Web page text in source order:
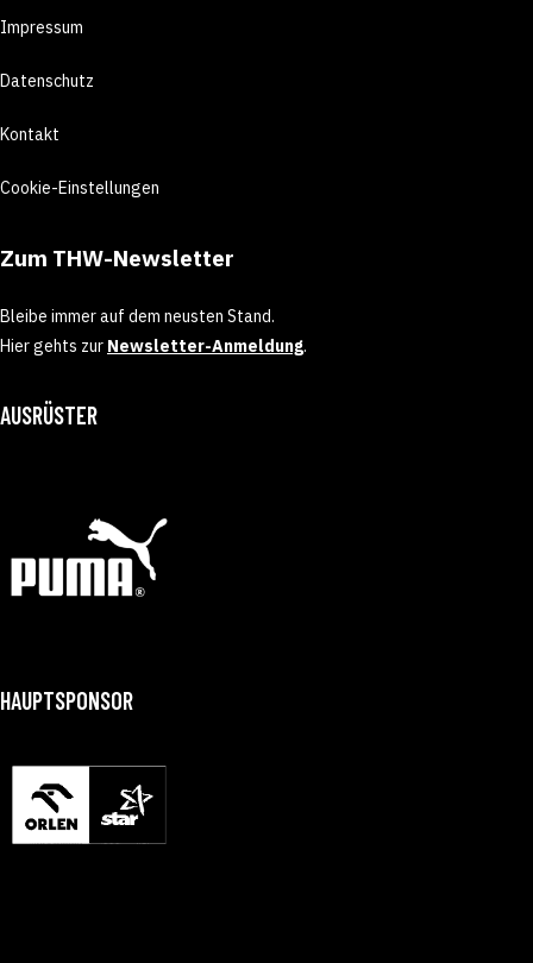
Impressum
Datenschutz
Kontakt
Cookie-Einstellungen
Zum THW-Newsletter
Bleibe immer auf dem neusten Stand.
Hier gehts zur Newsletter-Anmeldung.
AUSRÜSTER
HAUPTSPONSOR